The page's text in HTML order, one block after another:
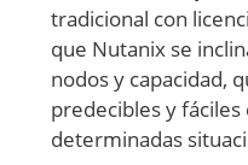
tradicional con
que Nutanix se
nodos y capacidad,
predecibles y
determinadas